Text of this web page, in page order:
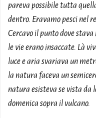
pareva possibile tutta
dentro. Eravamo pesci nel
Cercavo il punto dove
le vie erano insaccate. Là
luce e aria svariava un
la natura faceva un
natura esisteva se vista da
domenica sopra il vulcano.